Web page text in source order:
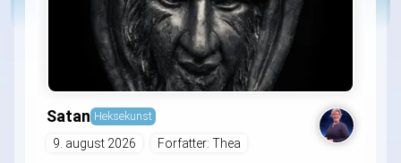
Satan Heksekunst
9. august 2026 Forfatter: Thea